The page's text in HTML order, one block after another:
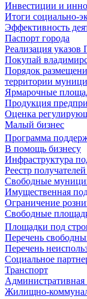
Инвестиции и
Итоги социально-
Эффективность
Паспорт города
Реализация указов
Покупай
Порядок
территории
Ярмарочные
Продукция
Оценка
Малый бизнес
Программа
В помощь бизнесу
Инфраструктура
Реестр
Свободные
Имущественная
Ограничение
Свободные
Площадки под
Перечень
Перечень
Социальное
Транспорт
Административная
Жилищно-